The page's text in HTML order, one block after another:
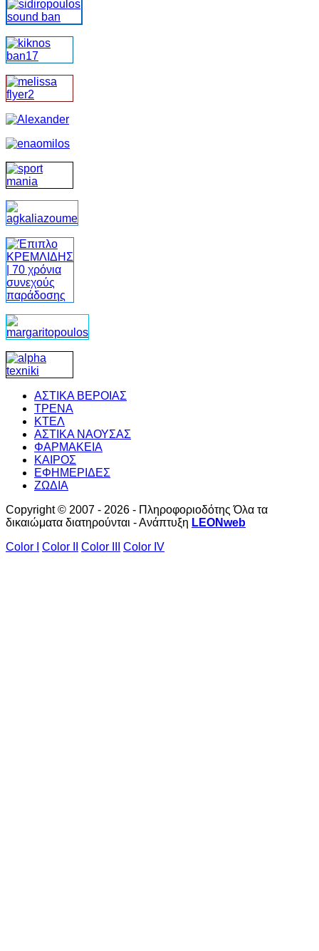
ΑΣΤΙΚΑ ΒΕΡΟΙΑΣ
ΤΡΕΝΑ
ΚΤΕΛ
ΑΣΤΙΚΑ ΝΑΟΥΣΑΣ
ΦΑΡΜΑΚΕΙΑ
ΚΑΙΡΟΣ
ΕΦΗΜΕΡΙΔΕΣ
ΖΩΔΙΑ
Copyright © 2007 - 2026 - Πληροφοριοδότης Όλα τα
δικαιώματα διατηρούνται - Ανάπτυξη LEONweb
Color I
Color II Color III Color IV